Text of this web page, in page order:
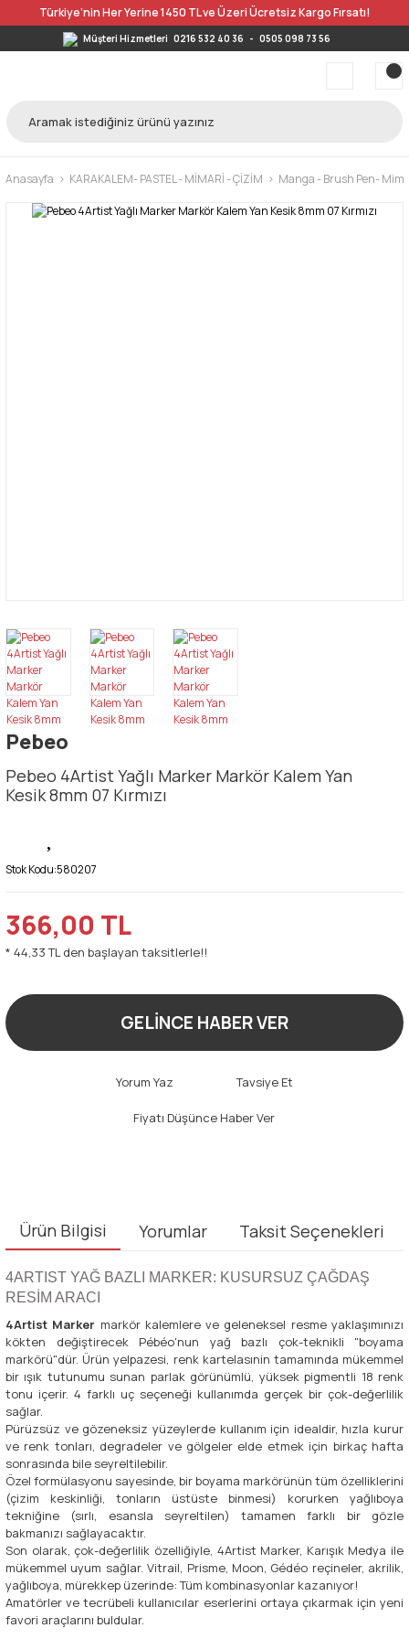
Türkiye’nin Her Yerine 1450 TL ve Üzeri Ücretsiz Kargo Fırsatı!
Müşteri Hizmetleri 0216 532 40 36 - 0505 098 73 56
Anasayfa KARAKALEM- PASTEL - MİMARİ - ÇİZİM Manga - Brush Pen-
Pebeo
Pebeo 4Artist Yağlı Marker Markör Kalem Yan
Kesik 8mm 07 Kırmızı
Stok Kodu:580207
366,00 TL
* 44,33 TL den başlayan taksitlerle!!
GELİNCE HABER VER
Yorum Yaz Tavsiye Et
Fiyatı Düşünce Haber Ver
Ürün Bilgisi Yorumlar Taksit Seçenekleri
4ARTIST YAĞ BAZLI MARKER: KUSURSUZ ÇAĞDAŞ
RESİM ARACI
4Artist Marker markör kalemlere ve geleneksel resme yaklaşımınızı
kökten değiştirecek Pébéo'nun yağ bazlı çok-teknikli "boyama
markörü"dür. Ürün yelpazesi, renk kartelasınin tamamında mükemmel
bir ışık tutunumu sunan parlak görünümlü, yüksek pigmentli 18 renk
tonu içerir. 4 farklı uç seçeneği kullanımda gerçek bir çok-değerlilik
sağlar.
Pürüzsüz ve gözeneksiz yüzeylerde kullanım için idealdir, hızla kurur
ve renk tonları, degradeler ve gölgeler elde etmek için birkaç hafta
sonrasında bile seyreltilebilir.
Özel formülasyonu sayesinde, bir boyama markörünün tüm özelliklerini
(çizim keskinliği, tonların üstüste binmesi) korurken yağlıboya
tekniğine (sırlı, esansla seyreltilen) tamamen farklı bir gözle
bakmanızı sağlayacaktır.
Son olarak, çok-değerlilik özelliğiyle, 4Artist Marker, Karışık Medya ile
mükemmel uyum sağlar. Vitrail, Prisme, Moon, Gédéo reçineler, akrilik,
yağlıboya, mürekkep üzerinde: Tüm kombinasyonlar kazanıyor!
Amatörler ve tecrübeli kullanıcılar eserlerini ortaya çıkarmak için yeni
favori araçlarını buldular.